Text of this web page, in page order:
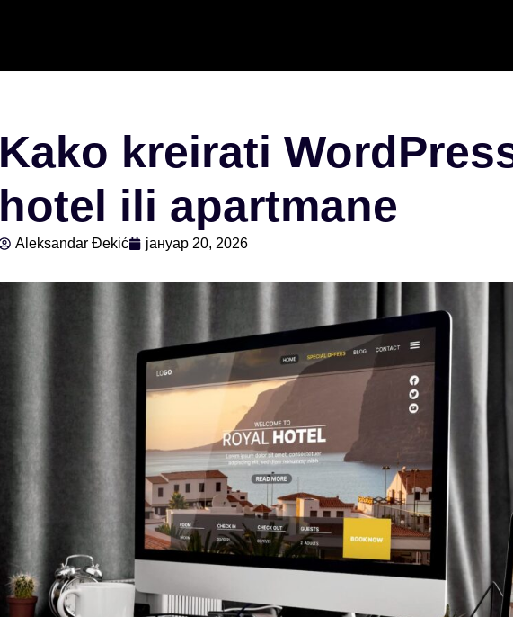
Kako kreirati
hotel ili apartmane
Aleksandar Đekić јануар 20, 2026